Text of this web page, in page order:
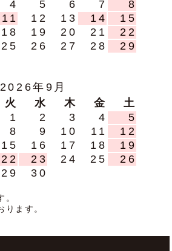
4 5 6 7
8
11 12 13 14
15
18 19 20 21
22
25 26 27 28
29
2026年9月
火 水 木 金
土
1
2 3 4
5
8 9 10 11
12
15 16 17 18
19
22 23 24 25
26
29 30
。
ります。